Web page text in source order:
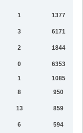
1 1377
3 6171
2 1844
0 6353
1 1085
8 950
13 859
6 594